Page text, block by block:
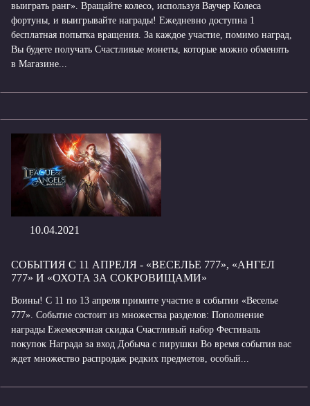
выиграть ранг». Вращайте колесо, используя Ваучер Колеса
фортуны, и выигрывайте награды! Ежедневно доступна 1
бесплатная попытка вращения. За каждое участие, помимо наград,
Вы будете получать Счастливые монеты, которые можно обменять
в Магазине...
10.04.2021
СОБЫТИЯ С 11 АПРЕЛЯ - «ВЕСЕЛЬЕ 777», «АНГЕЛ
777» И «ОХОТА ЗА СОКРОВИЩАМИ»
Воины! С 11 по 13 апреля примите участие в событии «Веселье
777». Событие состоит из множества разделов: Пополнение
награды Ежемесячная скидка Счастливый набор Фестиваль
покупок Награда за вход Добыча с пирушки Во время события вас
ждет множество распродаж редких предметов, особый...